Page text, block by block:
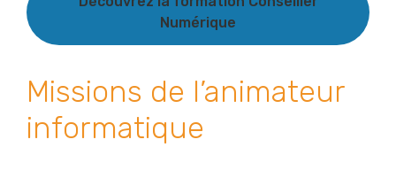
Numérique
Missions de l’animateur
informatique